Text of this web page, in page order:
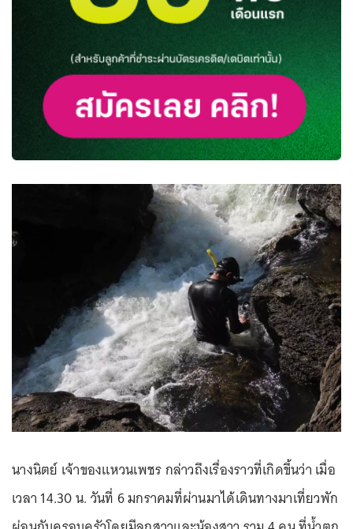
นางนิตย์ เจ้าของแหวนเพชร กล่าวถึงเรื่องราวที่เกิดขึ้นว่า เมื่อ
เวลา 14.30 น. วันที่ 6 มกราคมที่ผ่านมาได้เดินทางมาเที่ยวพัก